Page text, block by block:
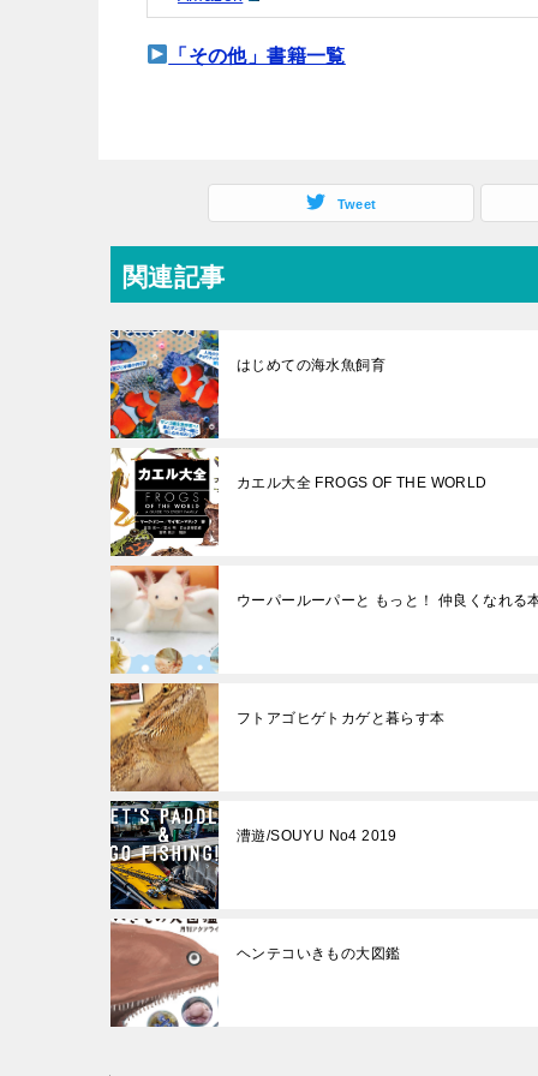
「その他」書籍一覧
Tweet
関連記事
はじめての海水魚飼育
カエル大全 FROGS OF THE WORLD
ウーパールーパーと もっと！ 仲良くなれる
フトアゴヒゲトカゲと暮らす本
漕遊/SOUYU No4 2019
ヘンテコいきもの大図鑑